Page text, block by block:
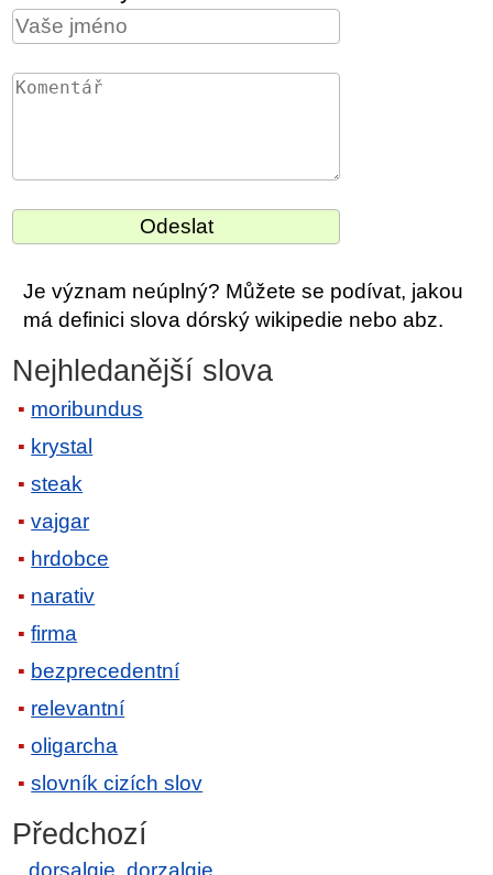
Je význam neúplný? Můžete se podívat, jakou
má definici slova dórský wikipedie nebo abz.
Nejhledanější slova
moribundus
krystal
steak
vajgar
hrdobce
narativ
firma
bezprecedentní
relevantní
oligarcha
slovník cizích slov
Předchozí